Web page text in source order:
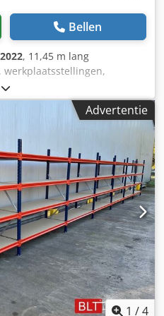
Bellen
2022, 11,45 m lang
werkplaatsstellingen,
handmagazijn,
kleine onderdelen
- Diepte: ca. 80 cm - Lengte:
Stelling-aanbieding
Roa - 7 x staander ca. 200
ligger ca. 185 cm - 18 x
36 x dwarsverbinding /
- Model: BLT, type
kg per vak, bij gelijkmatige
3 opslagniveaus -
blauw - Dwarsverbinding
voorraad leverbaar -
Voor-montage van de
worden voor een kleine
stuk. -- DIRECT
Prijs: €1175,00 excl. btw
Advertentie
1 /4